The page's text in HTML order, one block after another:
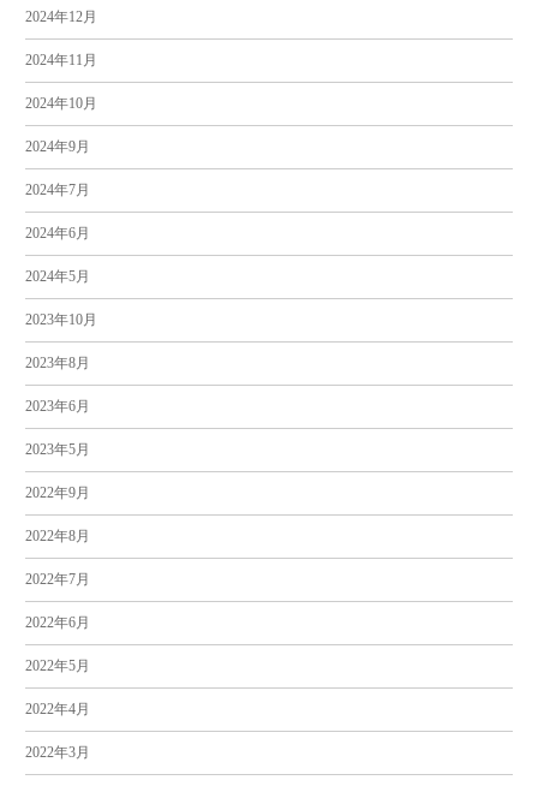
2024年12月
2024年11月
2024年10月
2024年9月
2024年7月
2024年6月
2024年5月
2023年10月
2023年8月
2023年6月
2023年5月
2022年9月
2022年8月
2022年7月
2022年6月
2022年5月
2022年4月
2022年3月